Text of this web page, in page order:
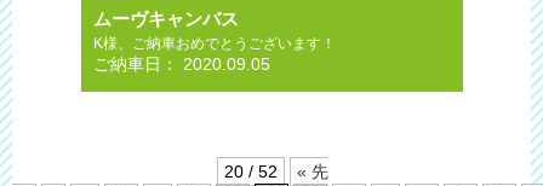
ムーヴキャンバス
K様、ご納車おめでとうございます！
ご納車日： 2020.09.05
20 / 52
« 先